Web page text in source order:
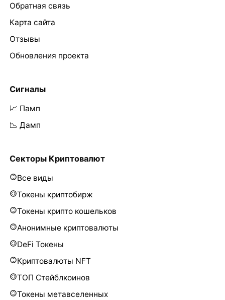
Обратная связь
Карта сайта
Отзывы
Обновления проекта
Сигналы
📈 Памп
📉 Дамп
Секторы Криптовалют
Все виды
Токены криптобирж
Токены крипто кошельков
Анонимные криптовалюты
DeFi Токены
Криптовалюты NFT
ТОП Стейблкоинов
Токены метавселенных